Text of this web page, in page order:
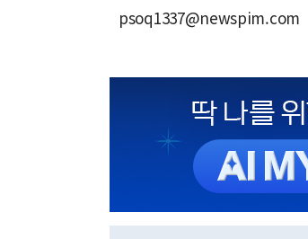
psoq1337@newspim.com